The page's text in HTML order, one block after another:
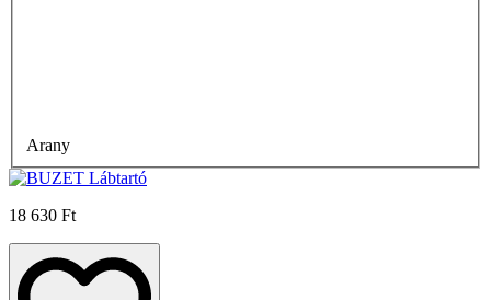
Arany
18 630 Ft